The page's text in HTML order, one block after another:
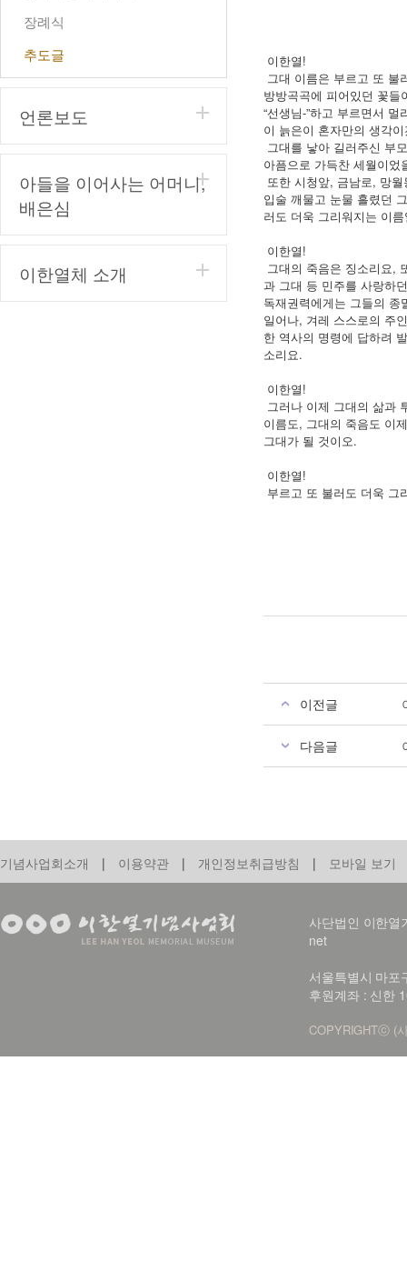
장례식
추도글
언론보도
아들을 이어사는 어머니,
배은심
이한열체 소개
이한열!
그대 이름은 부르고 또 불
방방곡곡에 피어있던 꽃
“선생님-”하고 부르면서
이 늙은이 혼자만의 생각
그대를 낳아 길러주신 부
아픔으로 가득찬 세월이
또한 시청앞, 금남로, 망
입술 깨물고 눈물 흘렸던
러도 더욱 그리워지는 이
이한열!
그대의 죽음은 징소리요,
과 그대 등 민주를 사랑하
독재권력에게는 그들의
일어나, 겨레 스스로의 주
한 역사의 명령에 답하려
소리요.
이한열!
그러나 이제 그대의 삶과
이름도, 그대의 죽음도 이
그대가 될 것이오.
이한열!
부르고 또 불러도 더욱 그
이전글
다음글
기념사업회소개 | 이용약관 | 개인정보취급방침 | 모바일 보기
사단법인 이한
net
서울특별시 마
후원계좌 : 신한
COPYRIGHTⓒ (